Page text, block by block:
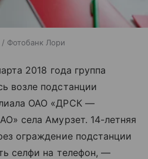
Фотобанк Лори
2018 года группа
возле подстанции
ОАО «ДРСК —
села Амурзет. 14-летняя
ограждение подстанции
селфи на телефон, —